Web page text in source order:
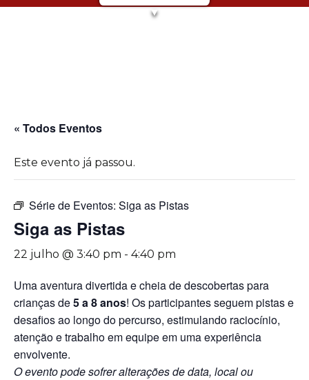
« Todos Eventos
Este evento já passou.
Série de Eventos: Siga as Pistas
Siga as Pistas
22 julho @ 3:40 pm - 4:40 pm
Uma aventura divertida e cheia de descobertas para
crianças de5 a 8 anos! Os participantes seguem pistas e
desafios ao longo do percurso, estimulando raciocínio,
atenção e trabalho em equipe em uma experiência
envolvente.
O evento pode sofrer alterações de data, local ou
▼